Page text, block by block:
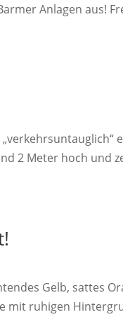
Anlagen aus!
2 Meter hoch und
Gelb, sattes
mit ruhigen